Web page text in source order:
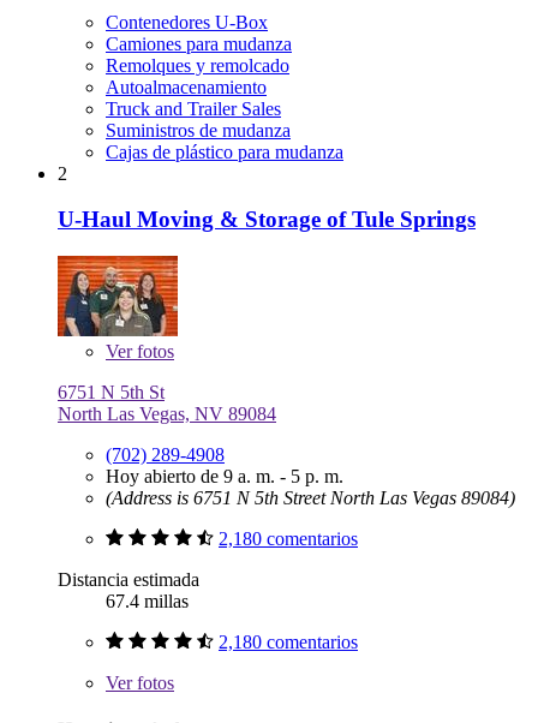
Contenedores U-Box
Camiones para mudanza
Remolques y remolcado
Autoalmacenamiento
Truck and Trailer Sales
Suministros de mudanza
Cajas de plástico para mudanza
2
U-Haul Moving & Storage of Tule Springs
Verfotos
6751 N 5th St
North Las Vegas, NV 89084
(702) 289-4908
Hoy abierto de 9 a. m. - 5 p. m.
(Address is 6751 N 5th Street North Las Vegas 89084)
2,180 comentarios
Distancia estimada
67.4 millas
2,180 comentarios
Verfotos